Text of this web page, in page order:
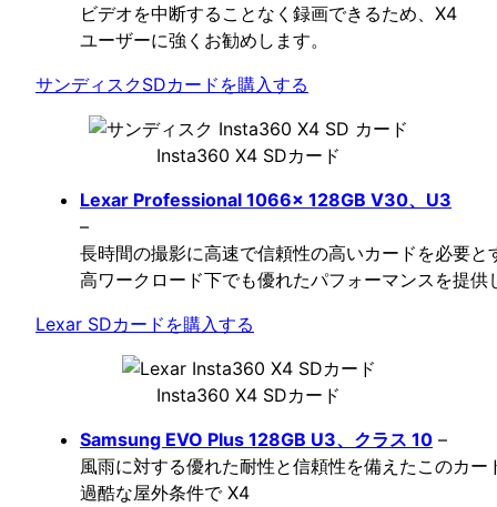
ビデオを中断することなく録画できるため、X4
ユーザーに強くお勧めします。
サンディスクSDカードを購入する
Insta360 X4 SDカード
Lexar Professional 1066x 128GB V30、U3
–
長時間の撮影に高速で信頼性の高いカードを必要
高ワークロード下でも優れたパフォーマンスを提供
Lexar SDカードを購入する
Insta360 X4 SDカード
Samsung EVO Plus 128GB U3、クラス 10 –
風雨に対する優れた耐性と信頼性を備えたこのカー
過酷な屋外条件で X4